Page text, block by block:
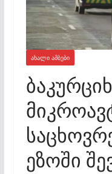
ᲐᲮᲐᲚᲘ ᲐᲛᲑᲔᲑᲘ
ეზოში